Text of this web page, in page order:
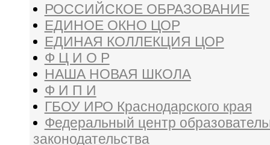
РОССИЙСКОЕ ОБРАЗОВАНИЕ
ЕДИНОЕ ОКНО ЦОР
ЕДИНАЯ КОЛЛЕКЦИЯ ЦОР
Ф Ц И О Р
НАША НОВАЯ ШКОЛА
Ф И П И
ГБОУ ИРО Краснодарского края
Федеральный центр
законодательства